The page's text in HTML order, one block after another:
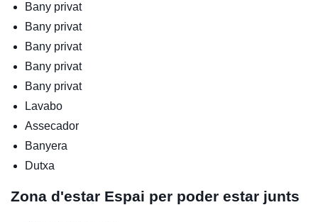
Bany privat
Bany privat
Bany privat
Bany privat
Bany privat
Lavabo
Assecador
Banyera
Dutxa
Zona d'estar Espai per poder estar junts